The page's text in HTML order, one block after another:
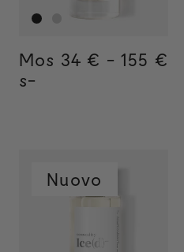
price
price
Mos
s-
Regular price
34 € - 155 €
155€
34€
Nuovo